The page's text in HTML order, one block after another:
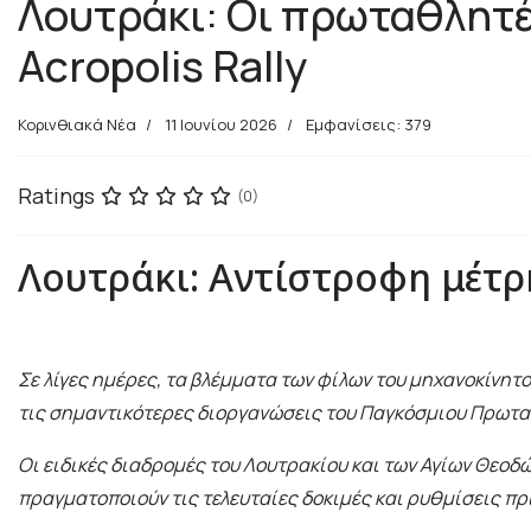
Λουτράκι: Οι
Acropolis Rally
Κορινθιακά Νέα 11 Ιουνίου 2026 Εμφανίσεις: 379
Ratings (0)
Λουτράκι: Αντίστροφη
Σε λίγες ημέρες, τα βλέμματα των φίλων του
τις σημαντικότερες διοργανώσεις του Παγκόσμιου
Οι ειδικές διαδρομές του Λουτρακίου και των Αγίων
πραγματοποιούν τις τελευταίες δοκιμές και ρυθμίσεις